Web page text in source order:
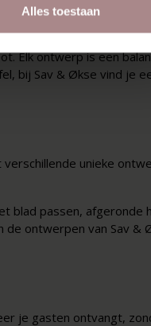
Alles toestaan
Elk ontwerp is een
bij Sav & Økse vind je
unieke
blad passen, afgeronde
ontwerpen van Sav &
je gasten ontvangt,